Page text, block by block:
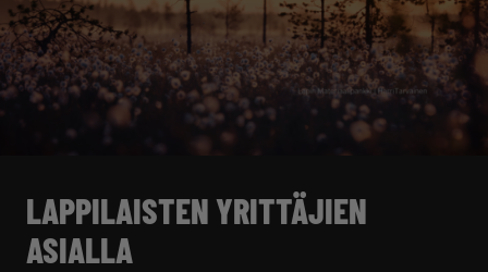
LAPPILAISTEN YRITTÄJIEN
ASIALLA